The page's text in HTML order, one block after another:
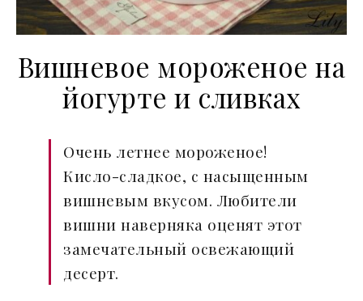
Вишневое мороженое на
йогурте и сливках
Очень летнее мороженое!
Кисло-сладкое, с насыщенным
вишневым вкусом. Любители
вишни наверняка оценят этот
замечательный освежающий
десерт.